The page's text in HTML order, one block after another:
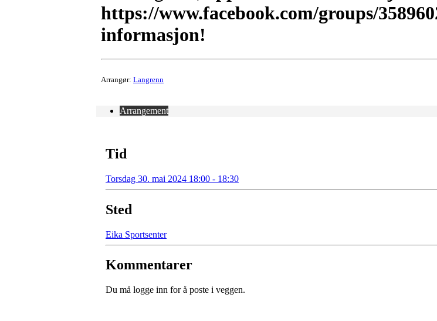
https://www.facebook.com/groups/
informasjon!
Arrangør: Langrenn
Arrangement
Tid
Torsdag 30. mai 2024 18:00 - 18:30
Sted
Eika Sportsenter
Kommentarer
Du må logge inn for å poste i veggen.